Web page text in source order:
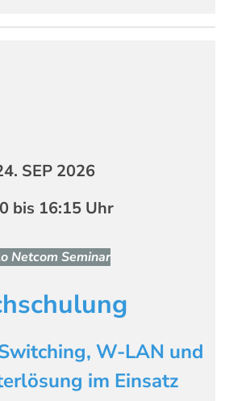
SEP 2026
bis 16:15 Uhr
Netcom Seminar
W-LAN und
im Einsatz